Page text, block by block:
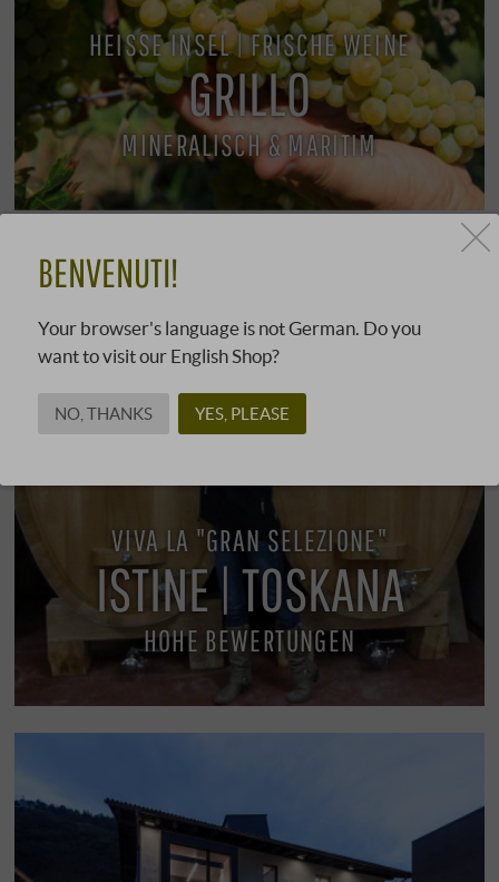
HEISSE INSEL | FRISCHE WEINE
GRILLO
MINERALISCH & MARITIM
VIVA LA "GRAN SELEZIONE"
ISTINE | TOSKANA
HOHE BEWERTUNGEN
BENVENUTI!
Your browser's language is not German. Do you
want to visit our English Shop?
NO, THANKS YES, PLEASE